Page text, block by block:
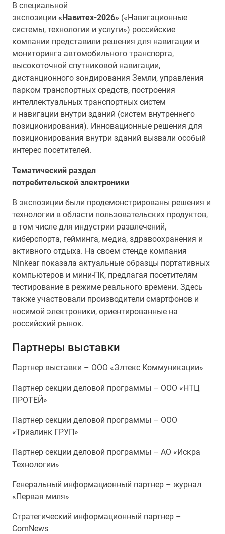
В специальной
экспозиции «Навитех-2026» («Навигационные
системы, технологии и услуги») российские
компании представили решения для навигации и
мониторинга автомобильного транспорта,
высокоточной спутниковой навигации,
дистанционного зондирования Земли, управления
парком транспортных средств, построения
интеллектуальных транспортных систем
и навигации внутри зданий (систем внутреннего
позиционирования). Инновационные решения для
позиционирования внутри зданий вызвали особый
интерес посетителей.
Тематический раздел
потребительской электроники
В экспозиции были продемонстрированы решения и
технологии в области пользовательских продуктов,
в том числе для индустрии развлечений,
киберспорта, гейминга, медиа, здравоохранения и
активного отдыха. На своем стенде компания
Ninkear показала актуальные образцы портативных
компьютеров и мини-ПК, предлагая посетителям
тестирование в режиме реального времени. Здесь
также участвовали производители смартфонов и
носимой электроники, ориентированные на
российский рынок.
Партнеры выставки
Партнер выставки – ООО «Элтекс Коммуникации»
Партнер секции деловой программы – ООО «НТЦ
ПРОТЕЙ»
Партнер секции деловой программы – ООО
«Триалинк ГРУП»
Партнер секции деловой программы – АО «Искра
Технологии»
Генеральный информационный партнер – журнал
«Первая миля»
Стратегический информационный партнер –
ComNews